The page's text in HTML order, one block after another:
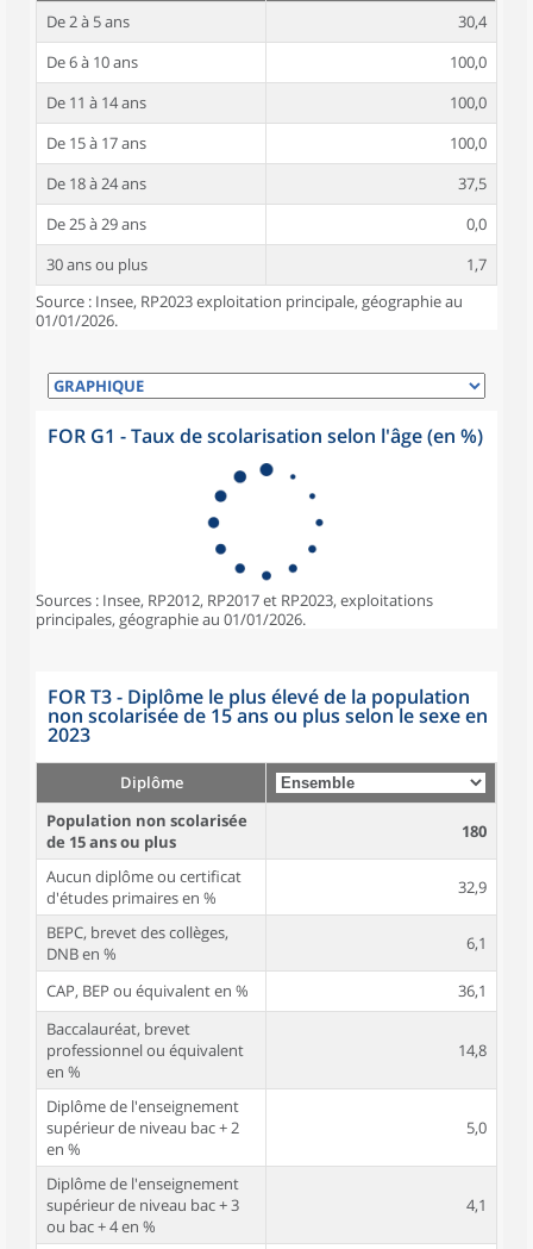
De 2 à 5 ans
30,4
De 6 à 10 ans
100,0
De 11 à 14 ans
100,0
De 15 à 17 ans
100,0
De 18 à 24 ans
37,5
De 25 à 29 ans
0,0
30 ans ou plus
1,7
Source : Insee, RP2023 exploitation principale, géographie au
01/01/2026.
FOR G1 - Taux de scolarisation selon l'âge (en %)
Sources : Insee, RP2012, RP2017 et RP2023, exploitations
principales, géographie au 01/01/2026.
FOR T3 - Diplôme le plus élevé de la population
non scolarisée de 15 ans ou plus selon le sexe en
2023
Diplôme
Population non scolarisée
de 15 ans ou plus
180
Aucun diplôme ou certificat
d'études primaires en %
32,9
BEPC, brevet des collèges,
DNB en %
6,1
CAP, BEP ou équivalent en %
36,1
Baccalauréat, brevet
professionnel ou équivalent
en %
14,8
Diplôme de l'enseignement
supérieur de niveau bac + 2
en %
5,0
Diplôme de l'enseignement
supérieur de niveau bac + 3
ou bac + 4 en %
4,1